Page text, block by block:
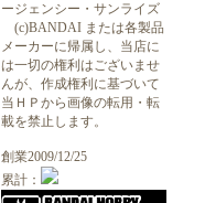
ージェンシー・サンライズ
(c)BANDAI または各製品
メーカーに帰属し、当店に
は一切の権利はございませ
んが、作成権利に基づいて
当ＨＰから画像の転用・転
載を禁止します。
創業2009/12/25
累計：